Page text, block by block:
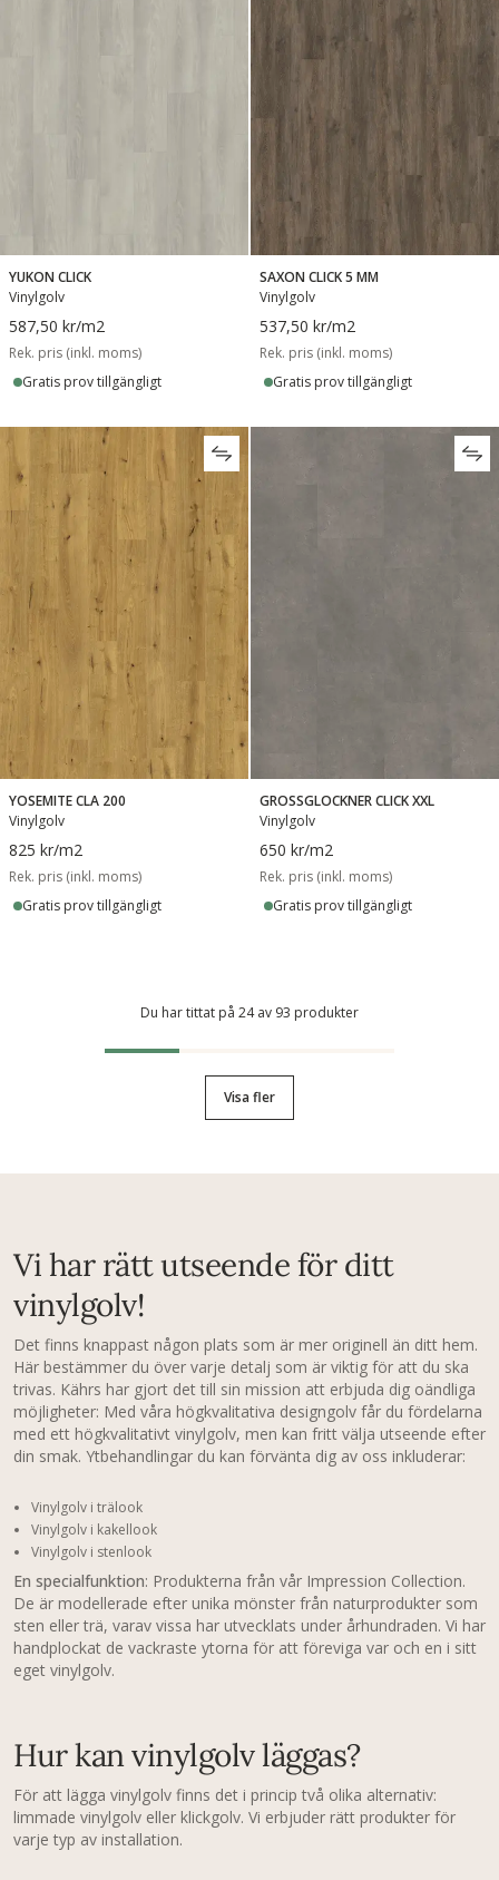
YUKON CLICK
Vinylgolv
587,50 kr/m2
Rek. pris (inkl. moms)
Gratis prov tillgängligt
SAXON CLICK 5 MM
Vinylgolv
537,50 kr/m2
Rek. pris (inkl. moms)
Gratis prov tillgängligt
YOSEMITE CLA 200
Vinylgolv
825 kr/m2
Rek. pris (inkl. moms)
Gratis prov tillgängligt
GROSSGLOCKNER CLICK XXL
Vinylgolv
650 kr/m2
Rek. pris (inkl. moms)
Gratis prov tillgängligt
Du har tittat på 24 av 93 produkter
Visa fler
Vi har rätt utseende för ditt
vinylgolv!
Det finns knappast någon plats som är mer originell än ditt hem.
Här bestämmer du över varje detalj som är viktig för att du ska
trivas. Kährs har gjort det till sin mission att erbjuda dig oändliga
möjligheter: Med våra högkvalitativa designgolv får du fördelarna
med ett högkvalitativt vinylgolv, men kan fritt välja utseende efter
din smak. Ytbehandlingar du kan förvänta dig av oss inkluderar:
Vinylgolv i trälook
Vinylgolv i kakellook
Vinylgolv i stenlook
En specialfunktion: Produkterna från vår Impression Collection.
De är modellerade efter unika mönster från naturprodukter som
sten eller trä, varav vissa har utvecklats under århundraden. Vi har
handplockat de vackraste ytorna för att föreviga var och en i sitt
eget vinylgolv.
Hur kan vinylgolv läggas?
För att lägga vinylgolv finns det i princip två olika alternativ:
limmade vinylgolv eller klickgolv. Vi erbjuder rätt produkter för
varje typ av installation.